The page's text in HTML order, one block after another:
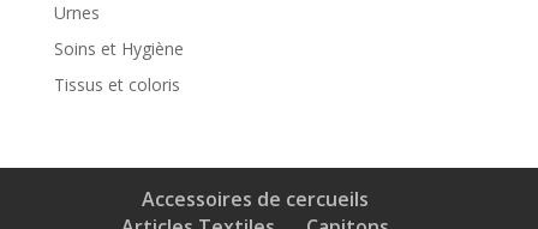
Urnes
Soins et Hygiène
Tissus et coloris
Accessoires de cercueils